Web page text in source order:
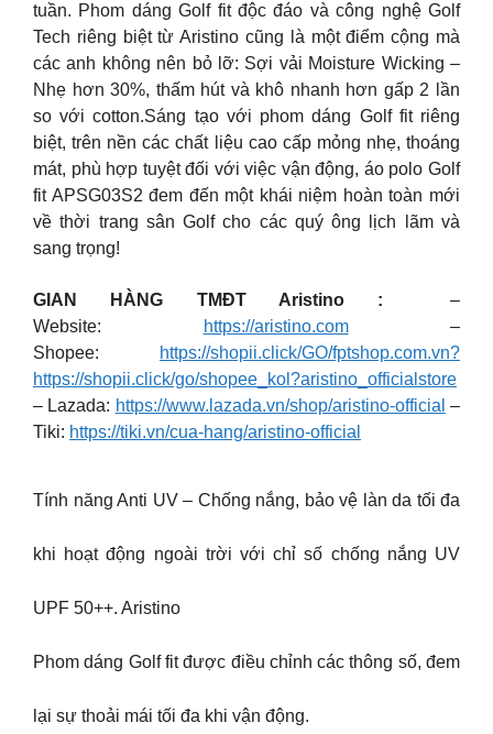
tuần. Phom dáng Golf fit độc đáo và công nghệ Golf
Tech riêng biệt từ Aristino cũng là một điểm cộng mà
các anh không nên bỏ lỡ: Sợi vải Moisture Wicking –
Nhẹ hơn 30%, thấm hút và khô nhanh hơn gấp 2 lần
so với cotton.Sáng tạo với phom dáng Golf fit riêng
biệt, trên nền các chất liệu cao cấp mỏng nhẹ, thoáng
mát, phù hợp tuyệt đối với việc vận động, áo polo Golf
fit APSG03S2 đem đến một khái niệm hoàn toàn mới
về thời trang sân Golf cho các quý ông lịch lãm và
sang trọng!
GIAN HÀNG TMĐT Aristino :
–
Website:
https://aristino.com–
Shopee:
https://shopii.click/GO/fptshop.com.vn?
https://shopii.click/go/shopee_kol?aristino_officialstore
– Lazada: https://www.lazada.vn/shop/aristino-official –
Tiki: https://tiki.vn/cua-hang/aristino-official
Tính năng Anti UV – Chống nắng, bảo vệ làn da tối đa
khi hoạt động ngoài trời với chỉ số chống nắng UV
UPF 50++. Aristino
Phom dáng Golf fit được điều chỉnh các thông số, đem
lại sự thoải mái tối đa khi vận động.